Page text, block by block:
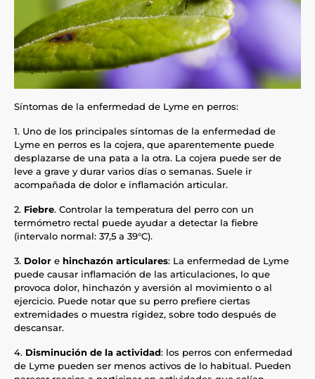
Síntomas de la enfermedad de Lyme en perros:
1. Uno de los principales síntomas de la enfermedad de
Lyme en perros es la cojera, que aparentemente puede
desplazarse de una pata a la otra. La cojera puede ser de
leve a grave y durar varios días o semanas. Suele ir
acompañada de dolor e inflamación articular.
2. Fiebre. Controlar la temperatura del perro con un
termómetro rectal puede ayudar a detectar la fiebre
(intervalo normal: 37,5 a 39°C).
3. Dolor e hinchazón articulares: La enfermedad de Lyme
puede causar inflamación de las articulaciones, lo que
provoca dolor, hinchazón y aversión al movimiento o al
ejercicio. Puede notar que su perro prefiere ciertas
extremidades o muestra rigidez, sobre todo después de
descansar.
4. Disminución de la actividad: los perros con enfermedad
de Lyme pueden ser menos activos de lo habitual. Pueden